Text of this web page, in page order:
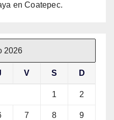
en Coatepec.
2026
V S D
1 2
7 8 9